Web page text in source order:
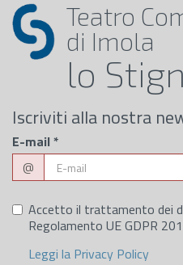
Teatro
di Imola
lo
Iscriviti alla nostra
E-mail*
@
Accetto il trattamento dei
Regolamento UE GDPR
Leggi la Privacy Policy